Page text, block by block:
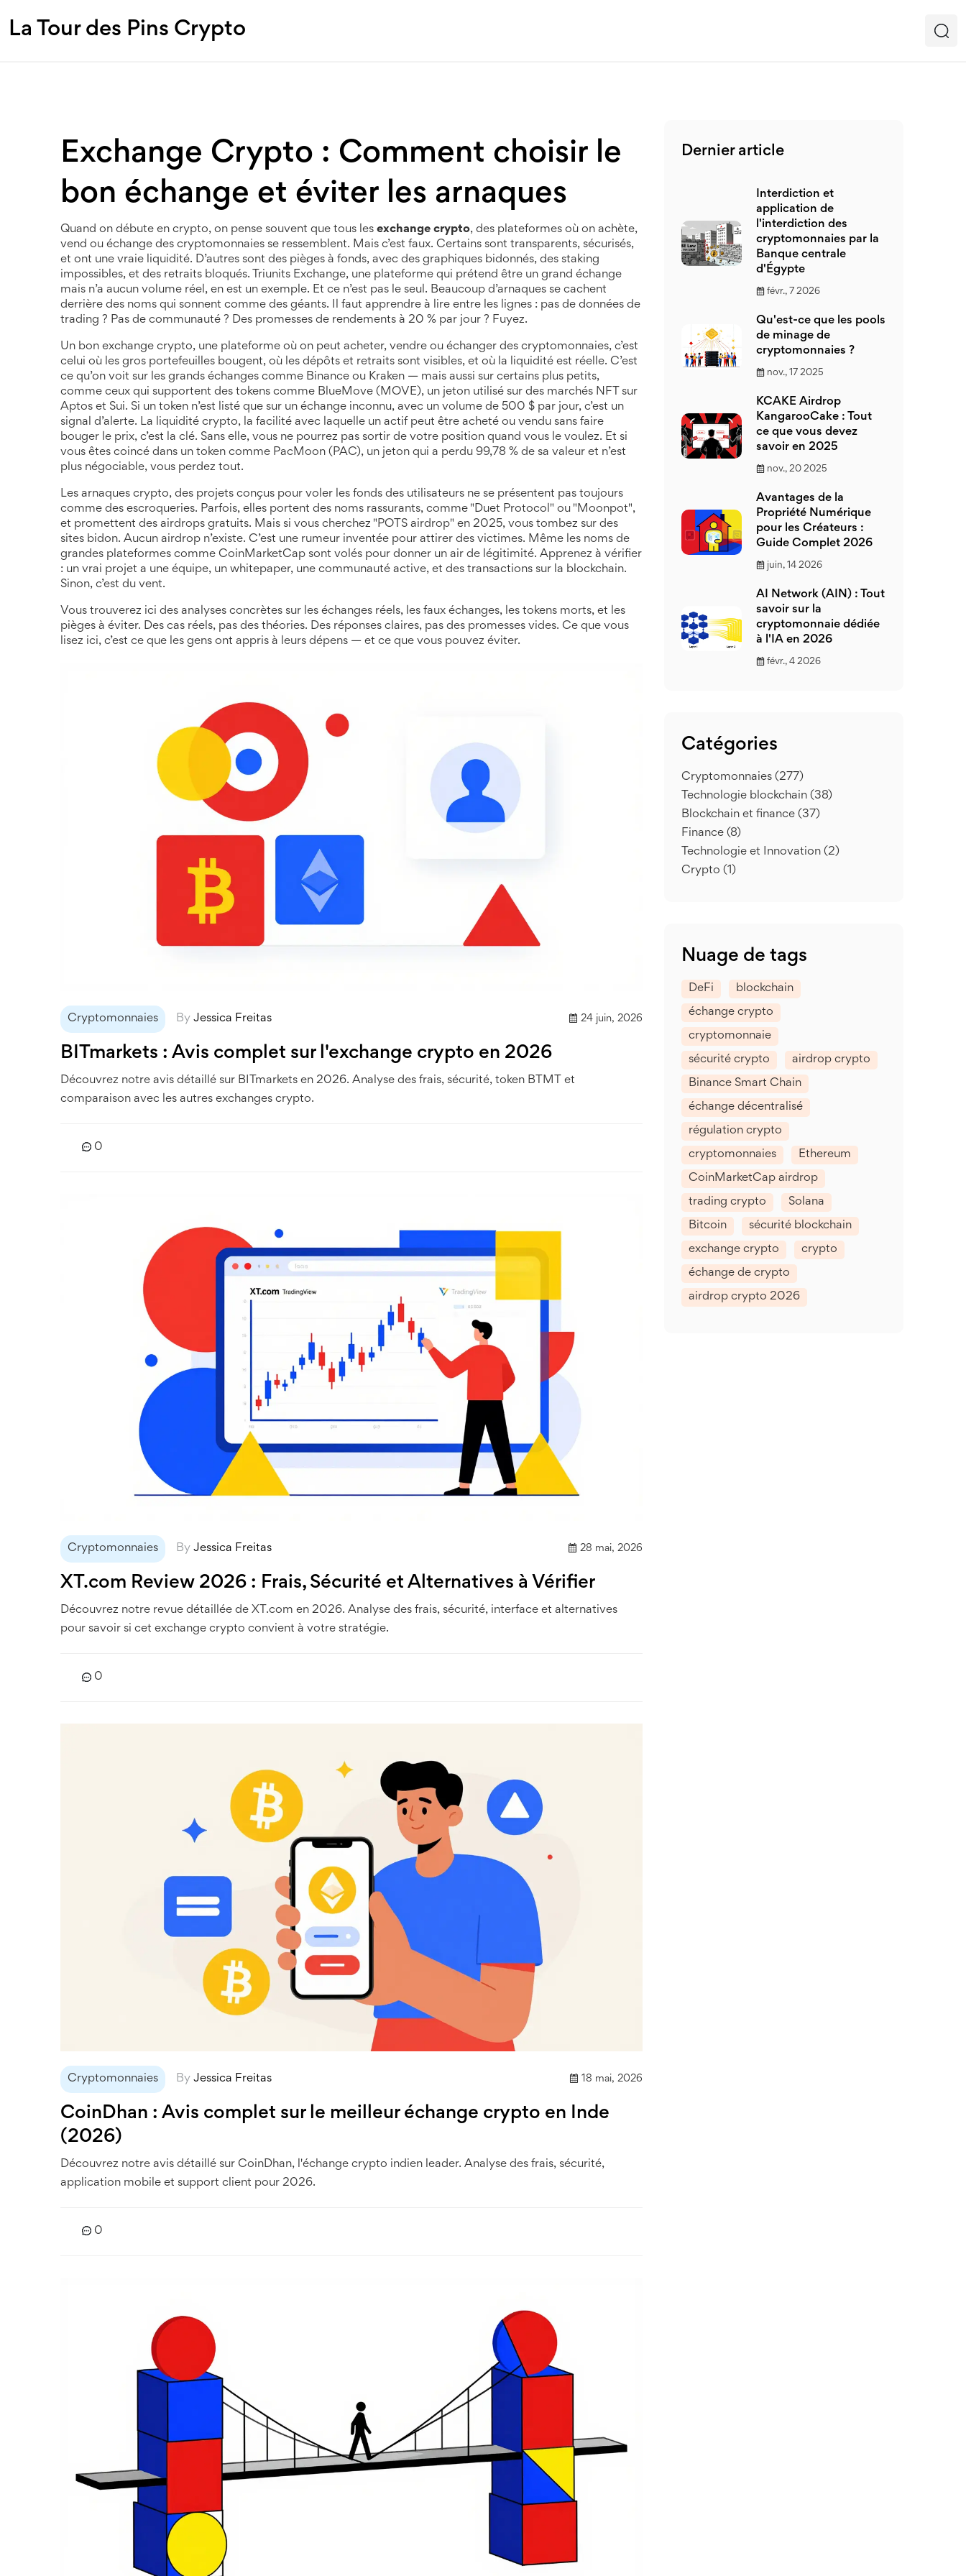
La Tour des Pins Crypto
Exchange Crypto : Comment choisir le
bon échange et éviter les arnaques
Quand on débute en crypto, on pense souvent que tous les exchange crypto, des plateformes où on achète,
vend ou échange des cryptomonnaies se ressemblent. Mais c’est faux. Certains sont transparents, sécurisés,
et ont une vraie liquidité. D’autres sont des pièges à fonds, avec des graphiques bidonnés, des staking
impossibles, et des retraits bloqués. Triunits Exchange, une plateforme qui prétend être un grand échange
mais n’a aucun volume réel, en est un exemple. Et ce n’est pas le seul. Beaucoup d’arnaques se cachent
derrière des noms qui sonnent comme des géants. Il faut apprendre à lire entre les lignes : pas de données de
trading ? Pas de communauté ? Des promesses de rendements à 20 % par jour ? Fuyez.
Un bon exchange crypto, une plateforme où on peut acheter, vendre ou échanger des cryptomonnaies, c’est
celui où les gros portefeuilles bougent, où les dépôts et retraits sont visibles, et où la liquidité est réelle. C’est
ce qu’on voit sur les grands échanges comme Binance ou Kraken — mais aussi sur certains plus petits,
comme ceux qui supportent des tokens comme BlueMove (MOVE), un jeton utilisé sur des marchés NFT sur
Aptos et Sui. Si un token n’est listé que sur un échange inconnu, avec un volume de 500 $ par jour, c’est un
signal d’alerte. La liquidité crypto, la facilité avec laquelle un actif peut être acheté ou vendu sans faire
bouger le prix, c’est la clé. Sans elle, vous ne pourrez pas sortir de votre position quand vous le voulez. Et si
vous êtes coincé dans un token comme PacMoon (PAC), un jeton qui a perdu 99,78 % de sa valeur et n’est
plus négociable, vous perdez tout.
Les arnaques crypto, des projets conçus pour voler les fonds des utilisateurs ne se présentent pas toujours
comme des escroqueries. Parfois, elles portent des noms rassurants, comme "Duet Protocol" ou "Moonpot",
et promettent des airdrops gratuits. Mais si vous cherchez "POTS airdrop" en 2025, vous tombez sur des
sites bidon. Aucun airdrop n’existe. C’est une rumeur inventée pour attirer des victimes. Même les noms de
grandes plateformes comme CoinMarketCap sont volés pour donner un air de légitimité. Apprenez à vérifier
: un vrai projet a une équipe, un whitepaper, une communauté active, et des transactions sur la blockchain.
Sinon, c’est du vent.
Vous trouverez ici des analyses concrètes sur les échanges réels, les faux échanges, les tokens morts, et les
pièges à éviter. Des cas réels, pas des théories. Des réponses claires, pas des promesses vides. Ce que vous
lisez ici, c’est ce que les gens ont appris à leurs dépens — et ce que vous pouvez éviter.
Cryptomonnaies By Jessica Freitas 24 juin, 2026
BITmarkets : Avis complet sur l'exchange crypto en 2026
Découvrez notre avis détaillé sur BITmarkets en 2026. Analyse des frais, sécurité, token BTMT et
comparaison avec les autres exchanges crypto.
0
Cryptomonnaies By Jessica Freitas 28 mai, 2026
XT.com Review 2026 : Frais, Sécurité et Alternatives à Vérifier
Découvrez notre revue détaillée de XT.com en 2026. Analyse des frais, sécurité, interface et alternatives
pour savoir si cet exchange crypto convient à votre stratégie.
0
Cryptomonnaies By Jessica Freitas 18 mai, 2026
CoinDhan : Avis complet sur le meilleur échange crypto en Inde
(2026)
Découvrez notre avis détaillé sur CoinDhan, l'échange crypto indien leader. Analyse des frais, sécurité,
application mobile et support client pour 2026.
0
Dernier article
Interdiction et
application de
l'interdiction des
cryptomonnaies par la
Banque centrale
d'Égypte
févr., 7 2026
Qu'est-ce que les pools
de minage de
cryptomonnaies ?
nov., 17 2025
KCAKE Airdrop
KangarooCake : Tout
ce que vous devez
savoir en 2025
nov., 20 2025
Avantages de la
Propriété Numérique
pour les Créateurs :
Guide Complet 2026
juin, 14 2026
AI Network (AIN) : Tout
savoir sur la
cryptomonnaie dédiée
à l'IA en 2026
févr., 4 2026
Catégories
Cryptomonnaies (277)
Technologie blockchain (38)
Blockchain et finance (37)
Finance (8)
Technologie et Innovation (2)
Crypto (1)
Nuage de tags
DeFi blockchain
échange crypto
cryptomonnaie
sécurité crypto airdrop crypto
Binance Smart Chain
échange décentralisé
régulation crypto
cryptomonnaies Ethereum
CoinMarketCap airdrop
trading crypto Solana
Bitcoin sécurité blockchain
exchange crypto crypto
échange de crypto
airdrop crypto 2026